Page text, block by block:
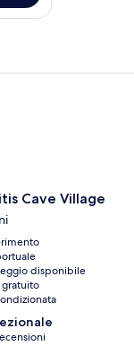
Cave Village
disponibile
Village